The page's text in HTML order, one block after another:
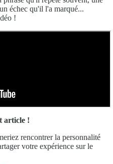
échec qu'il l'a marqué...
!
article !
rencontrer la personnalité
votre expérience sur le